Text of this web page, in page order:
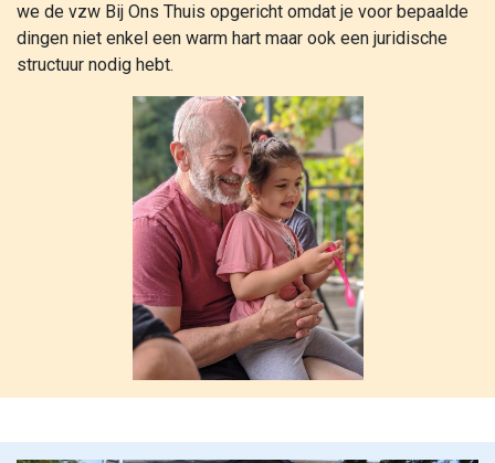
we de vzw Bij Ons Thuis opgericht omdat je voor bepaalde
dingen niet enkel een warm hart maar ook een juridische
structuur nodig hebt.